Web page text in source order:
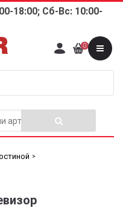
18:00; Сб-Вс: 10:00-
0